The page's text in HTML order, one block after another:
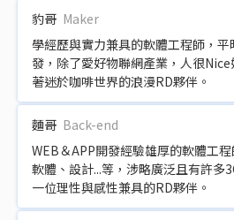
豹哥 Maker
學經歷與實力兼具的軟體工程師，
發，除了愛好物聯網產業，人很
著迷於咖啡世界的浪漫RD夥伴。
麵哥 Back-end
WEB＆APP開發經驗雄厚的軟體工
軟體、設計...等，涉略廣泛且有許多
一位理性與感性兼具的RD夥伴。